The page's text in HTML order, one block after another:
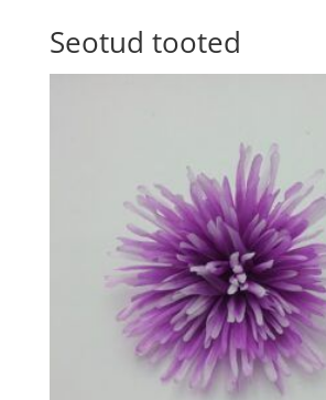
Seotud tooted